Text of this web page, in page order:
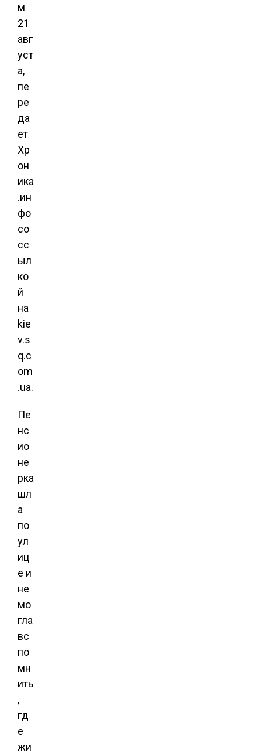
м
21
авг
уст
а,
пе
ре
да
ет
Хр
он
ика
.ин
фо
со
сс
ыл
ко
й
на
kie
v.s
q.c
om
.ua.
Пе
нс
ио
не
рка
шл
а
по
ул
иц
е и
не
мо
гла
вс
по
мн
ить
,
гд
е
жи